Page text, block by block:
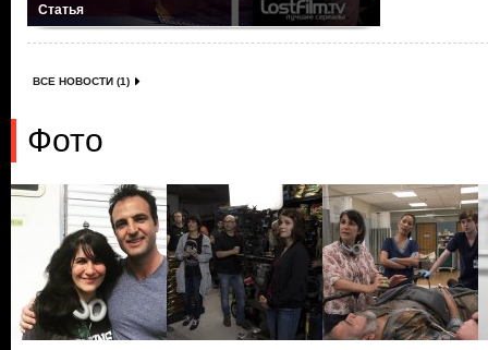
Статья
ВСЕ НОВОСТИ (1)
Фото